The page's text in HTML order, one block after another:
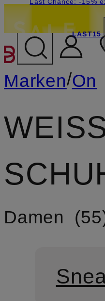
ZUM
LAST15
Marken/On
Damen
55